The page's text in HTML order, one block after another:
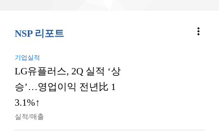
NSP 리포트 more_vert
기업실적
LG유플러스, 2Q 실적 ‘상
승’…영업이익 전년比 1
3.1%↑
실적/매출